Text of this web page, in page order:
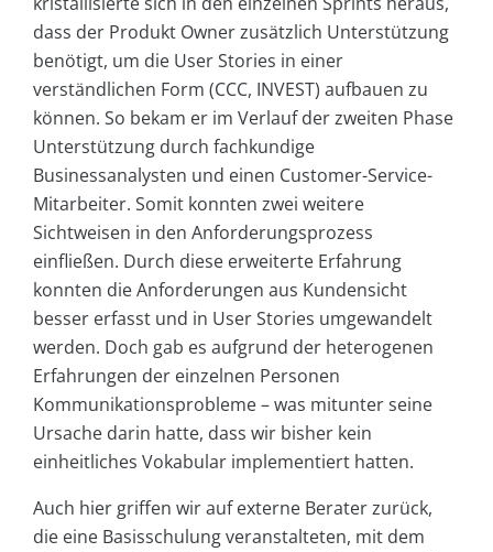
dass der Produkt Owner zusätzlich Unterstützung
benötigt, um die User Stories in einer
verständlichen Form (CCC, INVEST) aufbauen zu
können. So bekam er im Verlauf der zweiten Phase
Unterstützung durch fachkundige
Businessanalysten und einen Customer-Service-
Mitarbeiter. Somit konnten zwei weitere
Sichtweisen in den Anforderungsprozess
einfließen. Durch diese erweiterte Erfahrung
konnten die Anforderungen aus Kundensicht
besser erfasst und in User Stories umgewandelt
werden. Doch gab es aufgrund der heterogenen
Erfahrungen der einzelnen Personen
Kommunikationsprobleme – was mitunter seine
Ursache darin hatte, dass wir bisher kein
einheitliches Vokabular implementiert hatten.
Auch hier griffen wir auf externe Berater zurück,
die eine Basisschulung veranstalteten, mit dem